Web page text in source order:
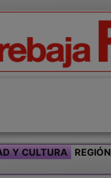
Y CULTURA REGIÓN